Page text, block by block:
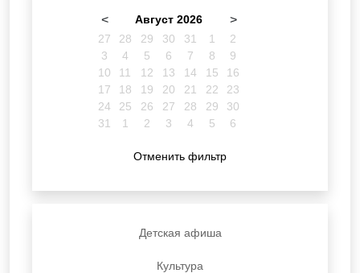
< Август 2026 >
27 28 29 30 31 1
2
3
4 5 6 7 8
9
10
11 12 13 14 15
16
17
18 19 20 21 22
23
24
25 26 27 28 29
30
31
1 2 3 4 5 6
Отменить фильтр
Детская афиша
Культура